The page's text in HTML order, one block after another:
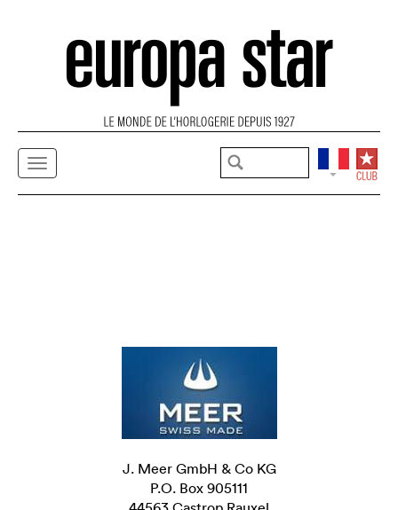
J. Meer GmbH & Co KG
P.O. Box 905111